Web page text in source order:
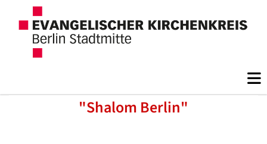
"Shalom Berlin"